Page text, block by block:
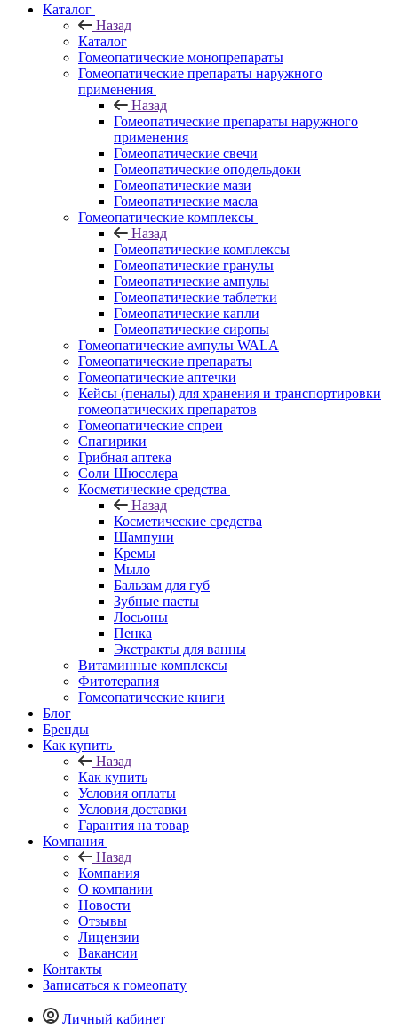
Каталог
Назад
Каталог
Гомеопатические монопрепараты
Гомеопатические препараты наружного
применения
Назад
Гомеопатические препараты наружного
применения
Гомеопатические свечи
Гомеопатические оподельдоки
Гомеопатические мази
Гомеопатические масла
Гомеопатические комплексы
Назад
Гомеопатические комплексы
Гомеопатические гранулы
Гомеопатические ампулы
Гомеопатические таблетки
Гомеопатические капли
Гомеопатические сиропы
Гомеопатические ампулы WALA
Гомеопатические препараты
Гомеопатические аптечки
Кейсы (пеналы) для хранения и транспортировки
гомеопатических препаратов
Гомеопатические спреи
Спагирики
Грибная аптека
Соли Шюсслера
Косметические средства
Назад
Косметические средства
Шампуни
Кремы
Мыло
Бальзам для губ
Зубные пасты
Лосьоны
Пенка
Экстракты для ванны
Витаминные комплексы
Фитотерапия
Гомеопатические книги
Блог
Бренды
Как купить
Назад
Как купить
Условия оплаты
Условия доставки
Гарантия на товар
Компания
Назад
Компания
О компании
Новости
Отзывы
Лицензии
Вакансии
Контакты
Записаться к гомеопату
Личный кабинет